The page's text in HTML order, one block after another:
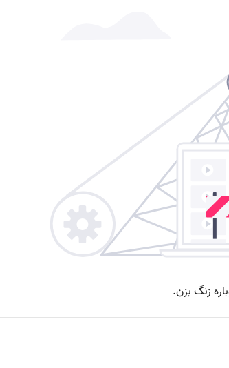
ویدیو؛ صعود حسن یزدانی به فینال المپیک با برتری مقابل
ناظم امینه